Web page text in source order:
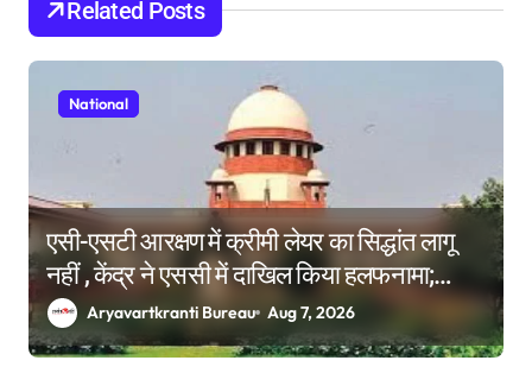
n
Related Posts
National
एसी-एसटी आरक्षण में क्रीमी लेयर का सिद्धांत लागू
नहीं , केंद्र ने एससी में दाखिल किया हलफनामा;
याचिकाएं खारिज करने की मांग
Aryavartkranti Bureau Aug 7, 2026